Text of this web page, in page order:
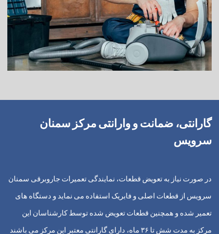
گارانتی، ضمانت و وارانتی مرکز سمنان
سرویس
در صورت نیاز به تعویض قطعات، نمایندگی تعمیرات جاروبرقی سمنان
سرویس از قطعات اصلی و فابریک استفاده می نماید و دستگاه های
تعمیر شده و همچنین قطعات تعویض شده توسط کارشناسان این
مرکز به مدت شش تا ۳۶ ماه، دارای گارانتی معتبر این مرکز می باشند